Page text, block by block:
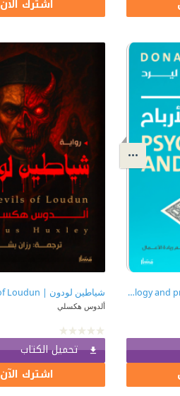
اشترك الآن
علم النفس والأرباح | Psychology and profits شياطين لودون | The Devils of Loudun
ألدوس هكسلي
تحميل الكتاب
اشترك الآن